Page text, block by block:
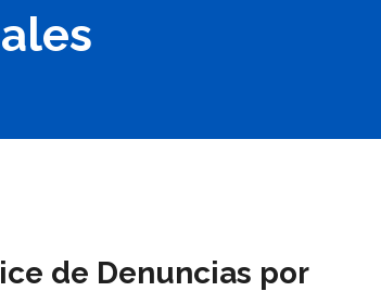
de Denuncias por